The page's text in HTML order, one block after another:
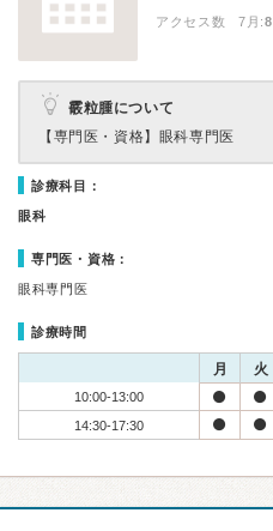
アクセス数 7月:8
霰粒腫について
【専門医・資格】 眼科専門医
診療科目：
眼科
専門医・資格：
眼科専門医
診療時間
月 火
10:00-13:00
14:30-17:30